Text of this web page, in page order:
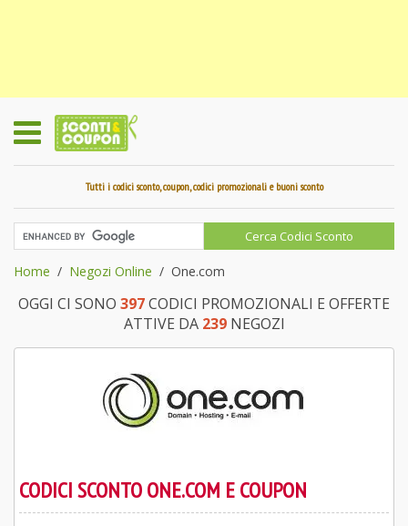
Tutti i codici sconto, coupon, codici promozionali e buoni sconto
Home Negozi Online One.com
OGGI CI SONO 397CODICI PROMOZIONALI E OFFERTE
ATTIVE DA 239NEGOZI
CODICI SCONTO ONE.COM E COUPON